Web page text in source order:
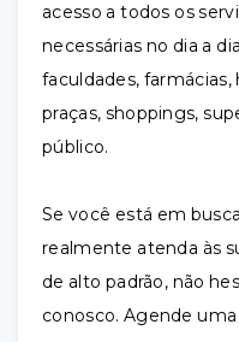
acesso a todos os
necessárias no dia a
faculdades, farmácias,
praças, shoppings,
público.
Se você está em
realmente atenda às
de alto padrão, não
conosco. Agende